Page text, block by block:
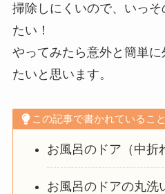
掃除しにくいので、いっ
たい！
やってみたら意外と簡単
たいと思います。
この記事で書かれていること
お風呂のドア（中折
お風呂のドアの丸洗